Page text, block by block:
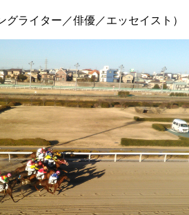
グライター／俳優／エッセイスト）